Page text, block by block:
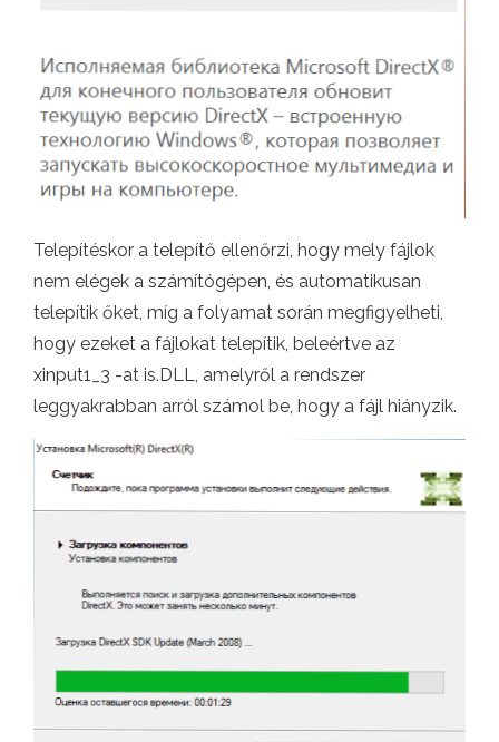
Telepítéskor a telepítő ellenőrzi, hogy mely fájlok
nem elégek a számítógépen, és automatikusan
telepítik őket, míg a folyamat során megfigyelheti,
hogy ezeket a fájlokat telepítik, beleértve az
xinput1_3 -at is.DLL, amelyről a rendszer
leggyakrabban arról számol be, hogy a fájl hiányzik.